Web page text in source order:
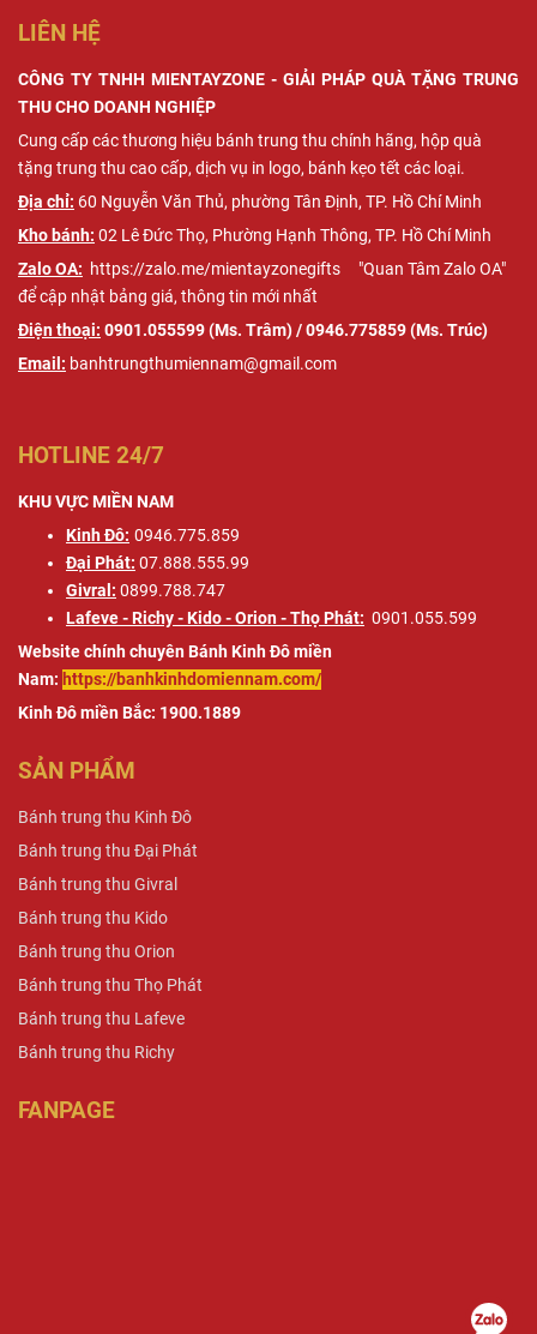
LIÊN HỆ
CÔNG TY TNHH MIENTAYZONE - GIẢI PHÁP QUÀ TẶNG TRUNG
THU CHO DOANH NGHIỆP
Cung cấp các thương hiệu bánh trung thu chính hãng, hộp quà
tặng trung thu cao cấp, dịch vụ in logo, bánh kẹo tết các loại.
Địa chỉ: 60 ​​Nguyễn Văn Thủ, phường Tân Định, TP. Hồ Chí Minh
Kho bánh: 02 Lê Đức Thọ, Phường Hạnh Thông, TP. Hồ Chí Minh
Zalo OA: https://zalo.me/mientayzonegifts "Quan Tâm Zalo OA"
để cập nhật bảng giá, thông tin mới nhất
Điện thoại: 0901.055599 (Ms. Trâm) / 0946.775859 (Ms. Trúc)
Email: banhtrungthumiennam@gmail.com
HOTLINE 24/7
KHU VỰC MIỀN NAM
Kinh Đô: 0946.775.859
Đại Phát: 07.888.555.99
Givral: 0899.788.747
Lafeve - Richy - Kido - Orion - Thọ Phát: 0901.055.599
Website chính chuyên Bánh Kinh Đô miền
Nam: https://banhkinhdomiennam.com/
Kinh Đô miền Bắc: 1900.1889
SẢN PHẨM
Bánh trung thu Kinh Đô
Bánh trung thu Đại Phát
Bánh trung thu Givral
Bánh trung thu Kido
Bánh trung thu Orion
Bánh trung thu Thọ Phát
Bánh trung thu Lafeve
Bánh trung thu Richy
FANPAGE